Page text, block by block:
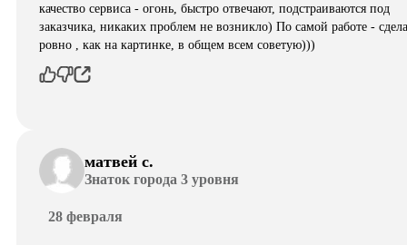
качество сервиса - огонь, быстро отвечают, подстраиваются под
заказчика, никаких проблем не возникло) По самой работе -
ровно , как на картинке, в общем всем советую)))
матвей с.
Знаток города 3 уровня
28 февраля